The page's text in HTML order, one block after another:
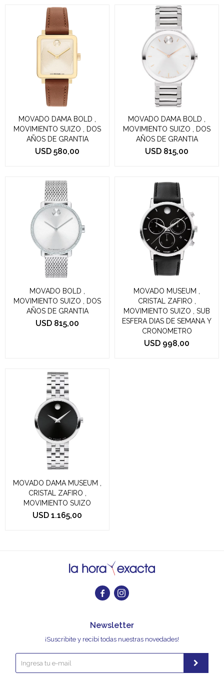
MOVADO DAMA BOLD ,
MOVIMIENTO SUIZO , DOS
AÑOS DE GRANTIA
USD 580,00
MOVADO DAMA BOLD ,
MOVIMIENTO SUIZO , DOS
AÑOS DE GRANTIA
USD 815,00
MOVADO BOLD ,
MOVIMIENTO SUIZO , DOS
AÑOS DE GRANTIA
USD 815,00
MOVADO MUSEUM ,
CRISTAL ZAFIRO ,
MOVIMIENTO SUIZO , SUB
ESFERA DIAS DE SEMANA Y
CRONOMETRO
USD 998,00
MOVADO DAMA MUSEUM ,
CRISTAL ZAFIRO ,
MOVIMIENTO SUIZO
USD 1.165,00
 
Newsletter
¡Suscribite y recibí todas nuestras novedades!